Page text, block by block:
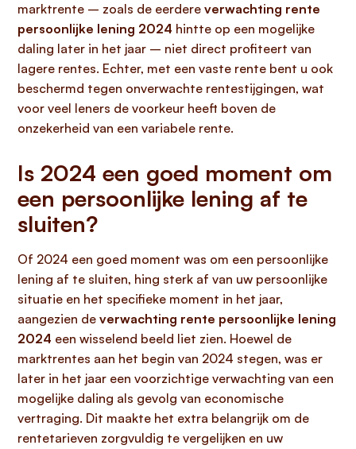
marktrente – zoals de eerdere verwachting rente
persoonlijke lening 2024 hintte op een mogelijke
daling later in het jaar – niet direct profiteert van
lagere rentes. Echter, met een vaste rente bent u ook
beschermd tegen onverwachte rentestijgingen, wat
voor veel leners de voorkeur heeft boven de
onzekerheid van een variabele rente.
Is 2024 een goed moment om
een persoonlijke lening af te
sluiten?
Of 2024 een goed moment was om een persoonlijke
lening af te sluiten, hing sterk af van uw persoonlijke
situatie en het specifieke moment in het jaar,
aangezien de verwachting rente persoonlijke lening
2024 een wisselend beeld liet zien. Hoewel de
marktrentes aan het begin van 2024 stegen, was er
later in het jaar een voorzichtige verwachting van een
mogelijke daling als gevolg van economische
vertraging. Dit maakte het extra belangrijk om de
rentetarieven zorgvuldig te vergelijken en uw